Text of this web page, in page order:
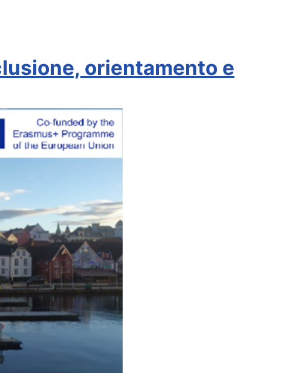
orientamento e